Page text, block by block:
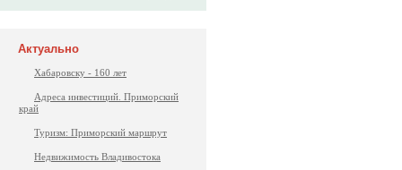
Актуально
Хабаровску - 160 лет
Адреса инвестиций. Приморский
край
Туризм: Приморский маршрут
Недвижимость Владивостока